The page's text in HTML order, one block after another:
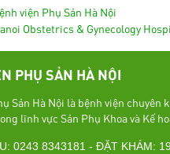
viện Phụ Sản Hà Nội
Obstetrics & Gynecology
PHỤ SẢN HÀ NỘI
Sản Hà Nội là bệnh viện chuyên
lĩnh vực Sản Phụ Khoa và Kế
0243 8343181 - ĐẶT KHÁM: